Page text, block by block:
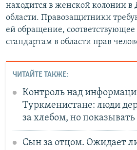
находится в женской колонии в
области. Правозащитники
ей обращение,
стандартам в области прав
ЧИТАЙТЕ ТАКЖЕ:
Контроль над
Туркменистане: люди
за хлебом, но показывать
Сын за отцом. Ожидает